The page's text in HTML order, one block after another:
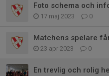
Foto schema och
17 maj 2023 0
Matchens spelare
23 apr 2023 0
En trevlig och rolig